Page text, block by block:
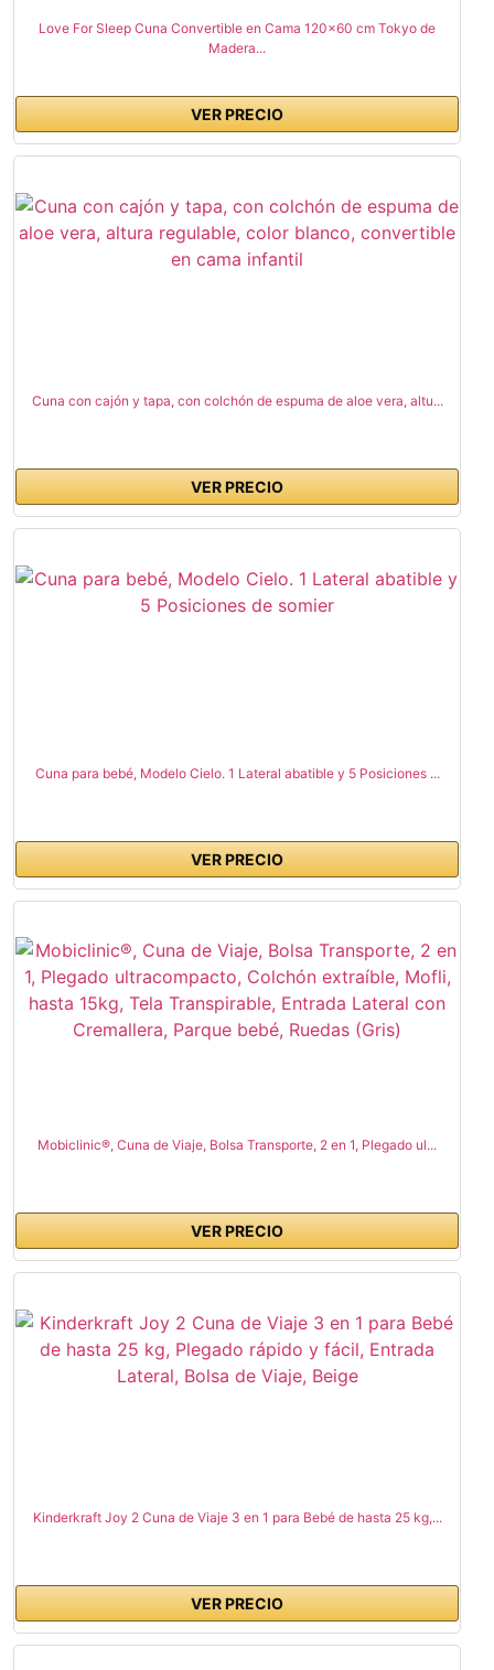
Love For Sleep Cuna Convertible en Cama 120x60 cm Tokyo de
Madera...
VER PRECIO
Cuna con cajón y tapa, con colchón de espuma de aloe vera, altu...
VER PRECIO
Cuna para bebé, Modelo Cielo. 1 Lateral abatible y 5 Posiciones ...
VER PRECIO
Mobiclinic®, Cuna de Viaje, Bolsa Transporte, 2 en 1, Plegado ul...
VER PRECIO
Kinderkraft Joy 2 Cuna de Viaje 3 en 1 para Bebé de hasta 25 kg,...
VER PRECIO